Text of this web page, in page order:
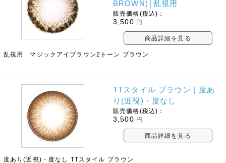
BROWN)│乱視用
販売価格(税込)：
3,500 円
商品詳細を見る
乱視用 マジックアイブラウン2トーン ブラウン
TTスタイル ブラウン | 度あ
り(近視)・度なし
販売価格(税込)：
3,500 円
商品詳細を見る
度あり(近視)・度なし TTスタイル ブラウン